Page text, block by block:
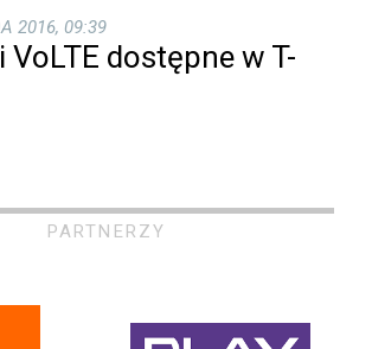
2016, 09:39
VoLTE dostępne w T-
PARTNERZY